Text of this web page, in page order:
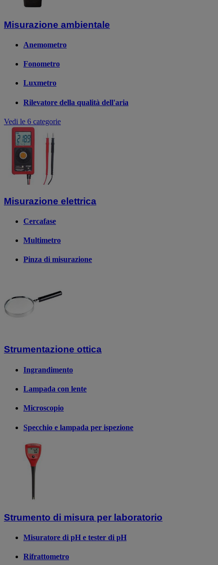
Misurazione ambientale
Anemometro
Fonometro
Luxmetro
Rilevatore della qualità dell'aria
Vedi le 6 categorie
Misurazione elettrica
Cercafase
Multimetro
Pinza di misurazione
Strumentazione ottica
Ingrandimento
Lampada con lente
Microscopio
Specchio e lampada per ispezione
Strumento di misura per laboratorio
Misuratore di pH e tester di pH
Rifrattometro